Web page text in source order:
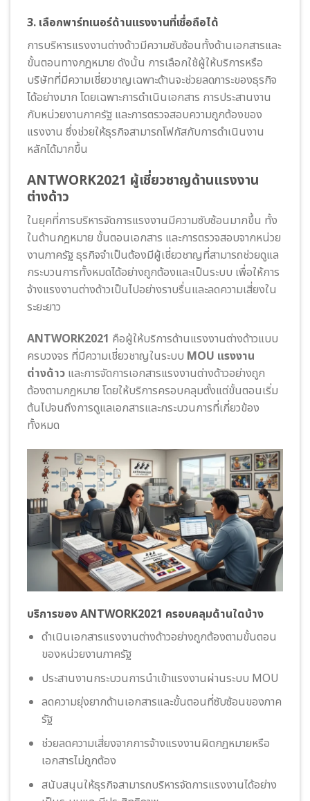
3. เลือกพาร์ทเนอร์ด้านแรงงานที่เชื่อถือได้
การบริหารแรงงานต่างด้าวมีความซับซ้อนทั้งด้านเอกสารและ
ขั้นตอนทางกฎหมาย ดังนั้น การเลือกใช้ผู้ให้บริการหรือ
บริษัทที่มีความเชี่ยวชาญเฉพาะด้านจะช่วยลดภาระของธุรกิจ
ได้อย่างมาก โดยเฉพาะการดำเนินเอกสาร การประสานงาน
กับหน่วยงานภาครัฐ และการตรวจสอบความถูกต้องของ
แรงงาน ซึ่งช่วยให้ธุรกิจสามารถโฟกัสกับการดำเนินงาน
หลักได้มากขึ้น
ANTWORK2021 ผู้เชี่ยวชาญด้านแรงงาน
ต่างด้าว
ในยุคที่การบริหารจัดการแรงงานมีความซับซ้อนมากขึ้น ทั้ง
ในด้านกฎหมาย ขั้นตอนเอกสาร และการตรวจสอบจากหน่วย
งานภาครัฐ ธุรกิจจำเป็นต้องมีผู้เชี่ยวชาญที่สามารถช่วยดูแล
กระบวนการทั้งหมดได้อย่างถูกต้องและเป็นระบบ เพื่อให้การ
จ้างแรงงานต่างด้าวเป็นไปอย่างราบรื่นและลดความเสี่ยงใน
ระยะยาว
ANTWORK2021 คือผู้ให้บริการด้านแรงงานต่างด้าวแบบ
ครบวงจร ที่มีความเชี่ยวชาญในระบบ MOU แรงงาน
ต่างด้าว และการจัดการเอกสารแรงงานต่างด้าวอย่างถูก
ต้องตามกฎหมาย โดยให้บริการครอบคลุมตั้งแต่ขั้นตอนเริ่ม
ต้นไปจนถึงการดูแลเอกสารและกระบวนการที่เกี่ยวข้อง
ทั้งหมด
บริการของ ANTWORK2021 ครอบคลุมด้านใดบ้าง
ดำเนินเอกสารแรงงานต่างด้าวอย่างถูกต้องตามขั้นตอน
ของหน่วยงานภาครัฐ
ประสานงานกระบวนการนำเข้าแรงงานผ่านระบบ MOU
ลดความยุ่งยากด้านเอกสารและขั้นตอนที่ซับซ้อนของภาค
รัฐ
ช่วยลดความเสี่ยงจากการจ้างแรงงานผิดกฎหมายหรือ
เอกสารไม่ถูกต้อง
สนับสนุนให้ธุรกิจสามารถบริหารจัดการแรงงานได้อย่าง